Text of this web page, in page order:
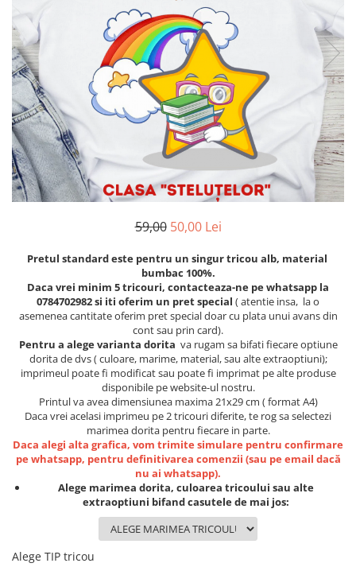
Cadouri barbati
Seturi cadou barbati
Seturi cadou barbati portofel si curea
Ceasuri pentru EL
Cadouri craciun barbati
Cadouri personalizate barbati
Cadouri copii
Caciuli copii
Cadouri copii bebelusi 0+
Cadouri craciun copii
Sticlă pentru apa Personalizată
Sepci personalizate
Seturi cadou pentru copii KID's Collection
Lenjerii de pat pentru copii
Cadouri Cuplu
Fashion
Pijamale de CRACIUN
Pijamale de dama
Halate si capoate
Halate si pijamale Family
Etichete scolare
Sepci personalizate
Bannere personalizate scoli si gradinite
Caserole personalizate sandwich
Saculeti personalizati
Sticla de apa personalizata
Agende si caiete personalizate
59,00 50,00 Lei
Pretul standard este pentru un singur tricou alb, material
bumbac 100%.
Daca vrei minim 5 tricouri, contacteaza-ne pe whatsapp la
0784702982 si iti oferim un pret special ( atentie insa, la o
asemenea cantitate oferim pret special doar cu plata unui avans din
cont sau prin card).
Pentru a alege varianta dorita va rugam sa bifati fiecare optiune
dorita de dvs ( culoare, marime, material, sau alte extraoptiuni);
imprimeul poate fi modificat sau poate fi imprimat pe alte produse
disponibile pe website-ul nostru.
Printul va avea dimensiunea maxima 21x29 cm ( format A4)
Daca vrei acelasi imprimeu pe 2 tricouri diferite, te rog sa selectezi
marimea dorita pentru fiecare in parte.
Daca alegi alta grafica, vom trimite simulare pentru confirmare
pe whatsapp, pentru definitivarea comenzii (sau pe email dacă
nu ai whatsapp).
Alege marimea dorita, culoarea tricoului sau alte
extraoptiuni bifand casutele de mai jos:
Alege TIP tricou